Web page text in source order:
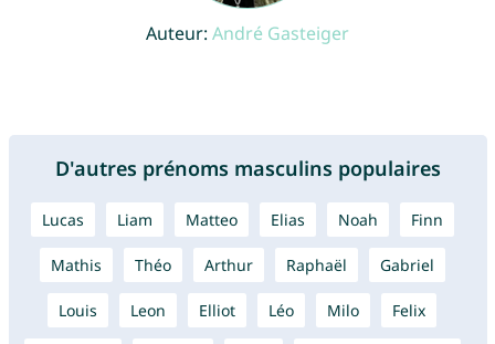
Auteur: André Gasteiger
D'autres prénoms masculins populaires
Lucas Liam Matteo Elias Noah Finn
Mathis Théo Arthur Raphaël Gabriel
Louis Leon Elliot Léo Milo Felix